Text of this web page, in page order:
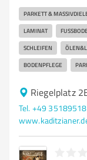
PARKETT &
LAMINAT
SCHLEIFEN
BODENPFLEGE
Riegelplatz
Tel. +49